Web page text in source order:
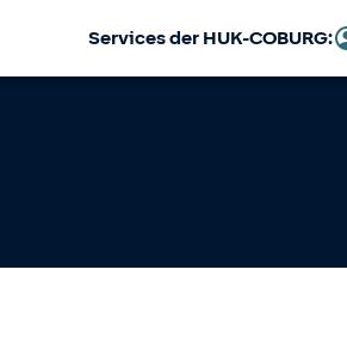
Services der HUK-COBURG: